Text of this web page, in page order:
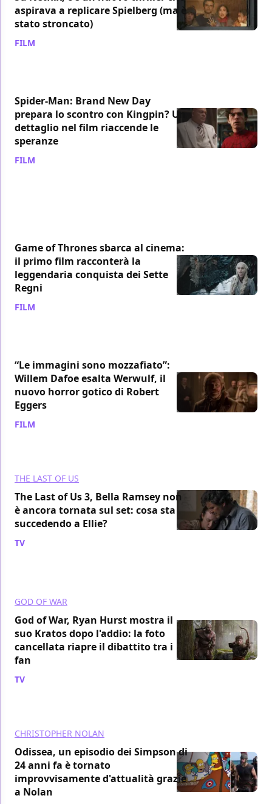
aspirava a replicare Spielberg (ma è
stato stroncato)
FILM
Spider-Man: Brand New Day
prepara lo scontro con Kingpin? Un
dettaglio nel film riaccende le
speranze
FILM
Game of Thrones sbarca al cinema:
il primo film racconterà la
leggendaria conquista dei Sette
Regni
FILM
“Le immagini sono mozzafiato”:
Willem Dafoe esalta Werwulf, il
nuovo horror gotico di Robert
Eggers
FILM
THE LAST OF US
The Last of Us 3, Bella Ramsey non
è ancora tornata sul set: cosa sta
succedendo a Ellie?
TV
GOD OF WAR
God of War, Ryan Hurst mostra il
suo Kratos dopo l'addio: la foto
cancellata riapre il dibattito tra i
fan
TV
CHRISTOPHER NOLAN
Odissea, un episodio dei Simpson di
24 anni fa è tornato
improvvisamente d'attualità grazie
a Nolan